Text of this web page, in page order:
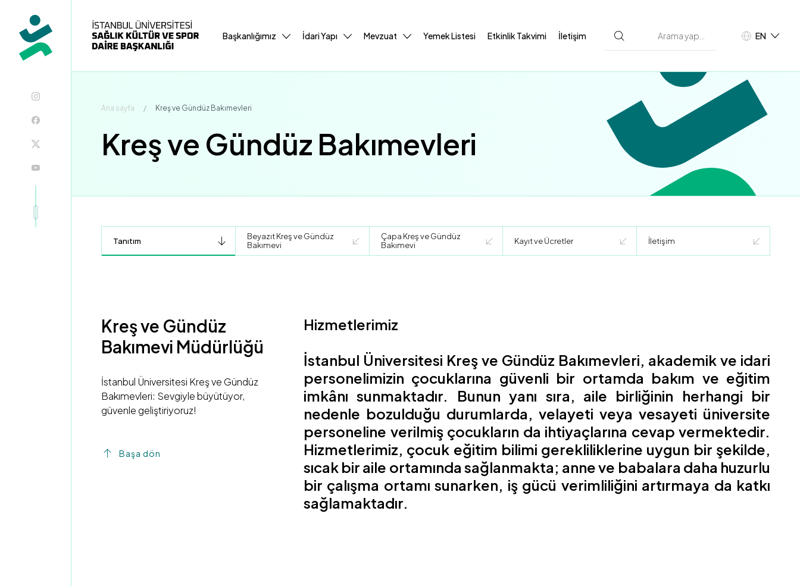
Başkanlığımız İdari Yapı Mevzuat Yemek Listesi Etkinlik Takvimi İletişim EN
Ana sayfa / Kreş ve Gündüz Bakımevleri
Kreş ve Gündüz Bakımevleri
Tanıtım
Beyazıt Kreş ve Gündüz
Bakımevi
Çapa Kreş ve Gündüz
Bakımevi
Kayıt ve Ücretler İletişim
Kreş ve Gündüz
Bakımevi Müdürlüğü
İstanbul Üniversitesi Kreş ve Gündüz
Bakımevleri: Sevgiyle büyütüyor,
güvenle geliştiriyoruz!
Başa dön
Hizmetlerimiz
İstanbul Üniversitesi Kreş ve Gündüz Bakımevleri, akademik ve idari
personelimizin çocuklarına güvenli bir ortamda bakım ve eğitim
imkânı sunmaktadır. Bunun yanı sıra, aile birliğinin herhangi bir
nedenle bozulduğu durumlarda, velayeti veya vesayeti üniversite
personeline verilmiş çocukların da ihtiyaçlarına cevap vermektedir.
Hizmetlerimiz, çocuk eğitim bilimi gerekliliklerine uygun bir şekilde,
sıcak bir aile ortamında sağlanmakta; anne ve babalara daha huzurlu
bir çalışma ortamı sunarken, iş gücü verimliliğini artırmaya da katkı
sağlamaktadır.